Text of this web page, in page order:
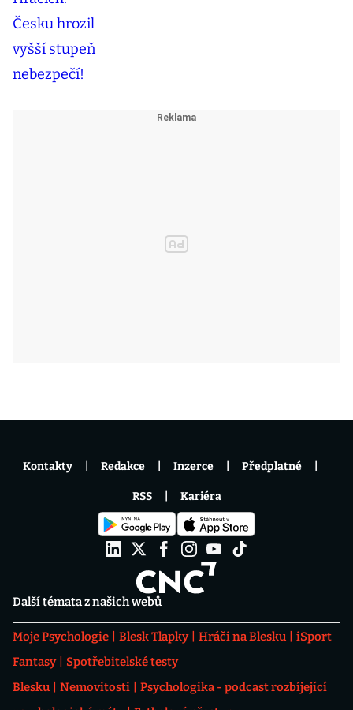
Další témata z našich webů
Moje Psychologie Blesk Tlapky Hráči na Blesku
iSport
Fantasy
Spotřebitelské testy
Blesku
Nemovitosti
Psychologika - podcast rozbíjející
Kontakty Redakce Inzerce Předplatné
RSS Kariéra